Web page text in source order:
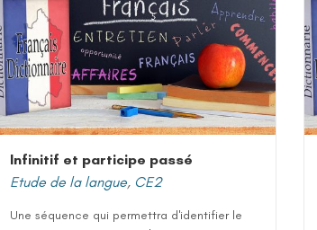
Infinitif et participe passé
Etude de la langue, CE2
Une séquence qui permettra d'identifier le